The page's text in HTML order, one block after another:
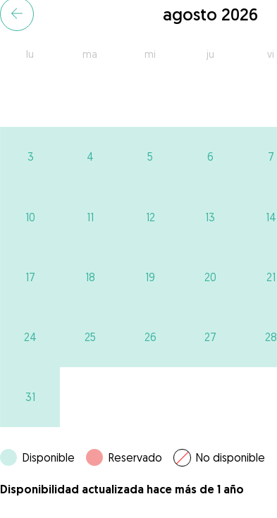
agosto 2026
lu ma mi ju vi
3 4 5 6 7
10 11 12 13 14
17 18 19 20 21
24 25 26 27 28
31
Disponible Reservado No disponible
Disponibilidad actualizada hace más de 1 año